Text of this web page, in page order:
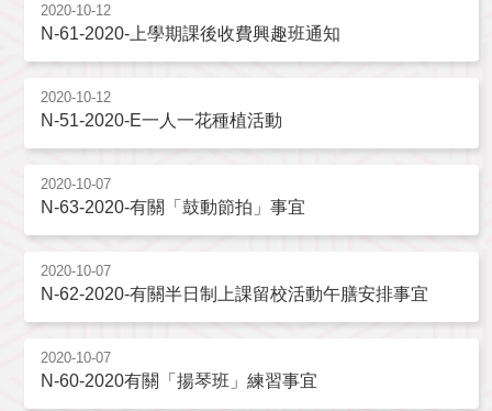
2020-10-12
N-61-2020-上學期課後收費興趣班通知
2020-10-12
N-51-2020-E一人一花種植活動
2020-10-07
N-63-2020-有關「鼓動節拍」事宜
2020-10-07
N-62-2020-有關半日制上課留校活動午膳安排事宜
2020-10-07
N-60-2020有關「揚琴班」練習事宜